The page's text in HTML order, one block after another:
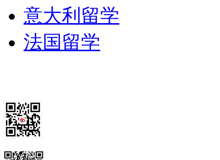
意大利留学
法国留学